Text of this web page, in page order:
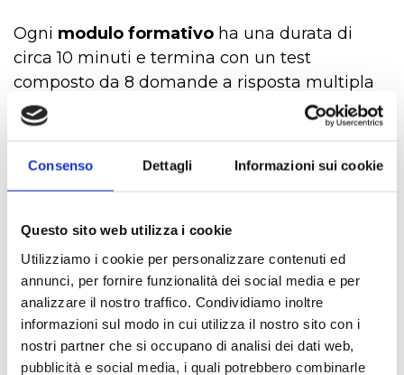
Consenso Dettagli Informazioni sui cookie
Questo sito web utilizza i cookie
Utilizziamo i cookie per personalizzare contenuti ed
annunci, per fornire funzionalità dei social media e per
analizzare il nostro traffico. Condividiamo inoltre
informazioni sul modo in cui utilizza il nostro sito con i
nostri partner che si occupano di analisi dei dati web,
pubblicità e social media, i quali potrebbero combinarle
Ogni modulo formativo ha una durata di
circa 10 minuti e termina con un test
composto da 8 domande a risposta multipla
senza limite di tempo.
all’interno di questi moduli formativi espone
gli argomenti in maniera sequenziale, in stile
tutorial
, attraverso l’uso combinato di
animazioni.
I moduli formativi, inoltre, sono stati arricchiti
con un alto livello di multimedialità che si
caratterizza per un numero minimo di pagine